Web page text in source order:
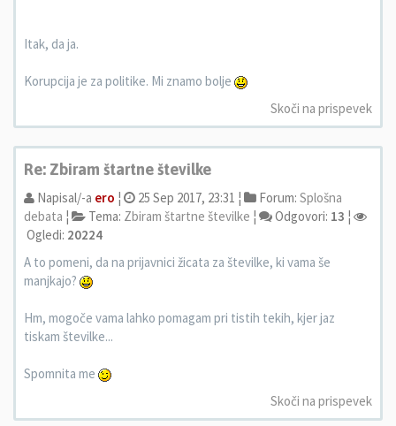
Itak, da ja.
Korupcija je za politike. Mi znamo bolje
Skoči na prispevek
Re: Zbiram štartne številke
Napisal/-a ero ¦ 25 Sep 2017, 23:31 ¦ Forum: Splošna
debata ¦ Tema: Zbiram štartne številke ¦ Odgovori: 13 ¦
Ogledi: 20224
A to pomeni, da na prijavnici žicata za številke, ki vama še
manjkajo?
Hm, mogoče vama lahko pomagam pri tistih tekih, kjer jaz
tiskam številke...
Spomnita me
Skoči na prispevek